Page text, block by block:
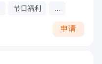
节日福利 ...
申请